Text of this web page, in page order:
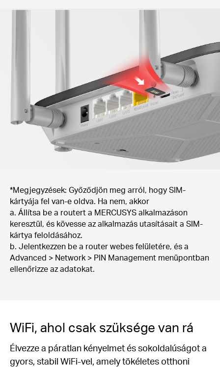
*Megjegyzések: Győződjön meg arról, hogy SIM-
kártyája fel van-e oldva. Ha nem, akkor
a. Állítsa be a routert a MERCUSYS alkalmazáson
keresztül, és kövesse az alkalmazás utasításait a SIM-
kártya feloldásához.
b. Jelentkezzen be a router webes felületére, és a
Advanced > Network > PIN Management menüpontban
ellenőrizze az adatokat.
WiFi, ahol csak szüksége van rá
Élvezze a páratlan kényelmet és sokoldalúságot a
gyors, stabil WiFi-vel, amely tökéletes otthoni